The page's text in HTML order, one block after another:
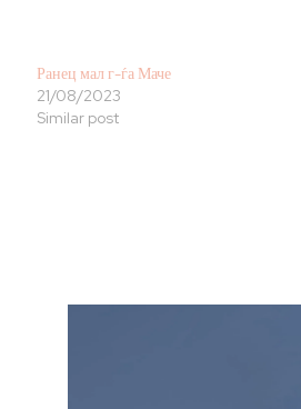
Ранец мал г-ѓа Маче
21/08/2023
Similar post